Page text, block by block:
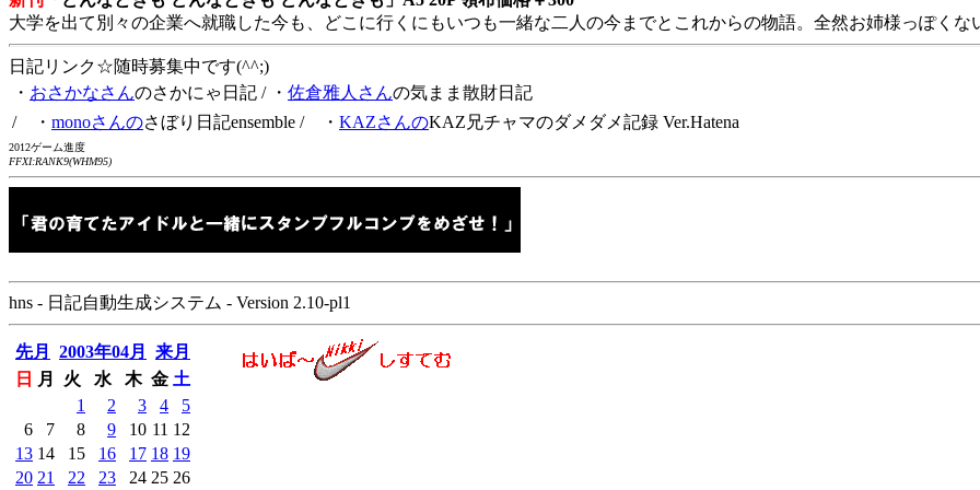
大学を出て別々の企業へ就職した今も、どこに行くにもいつも一緒な二人の今までとこれからの物語。全然お姉様っぽくな
日記リンク☆随時募集中です(^^;)
・ おさかなさんのさかにゃ日記 / ・ 佐倉雅人さんの気まま散財日記
/ ・ monoさんのさぼり日記ensemble / ・ KAZさんのKAZ兄チャマのダメダメ記録 Ver.Hatena
2012ゲーム進度
FFXI:RANK9(WHM95)
hns - 日記自動生成システム - Version 2.10-pl1
先月 2003年04月
来月
日
月 火 水 木 金 土
1
2 3 4
5
6
7 8 9 10 11 12
13 14 15 16 17 18 19
20 21 22 23 24 25 26